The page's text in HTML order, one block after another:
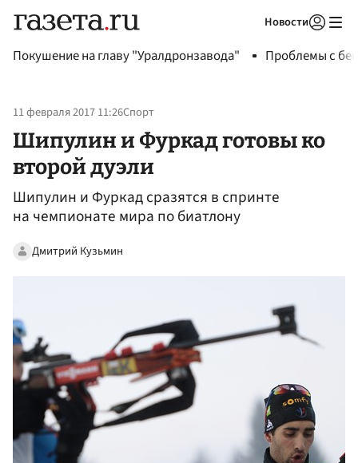
Новости
Покушение на главу "Уралдронзавода" Проблемы с
11 февраля 2017 11:26Спорт
Шипулин и Фуркад готовы ко
второй дуэли
Шипулин и Фуркад сразятся в спринте
на чемпионате мира по биатлону
Дмитрий Кузьмин